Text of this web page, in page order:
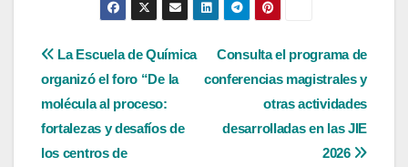
Navegación
de
entradas
Consulta el programa de
conferencias magistrales y
otras actividades
desarrolladas en las JIE
2026
La Escuela de Química
organizó el foro “De la
molécula al proceso:
fortalezas y desafíos de
los centros de